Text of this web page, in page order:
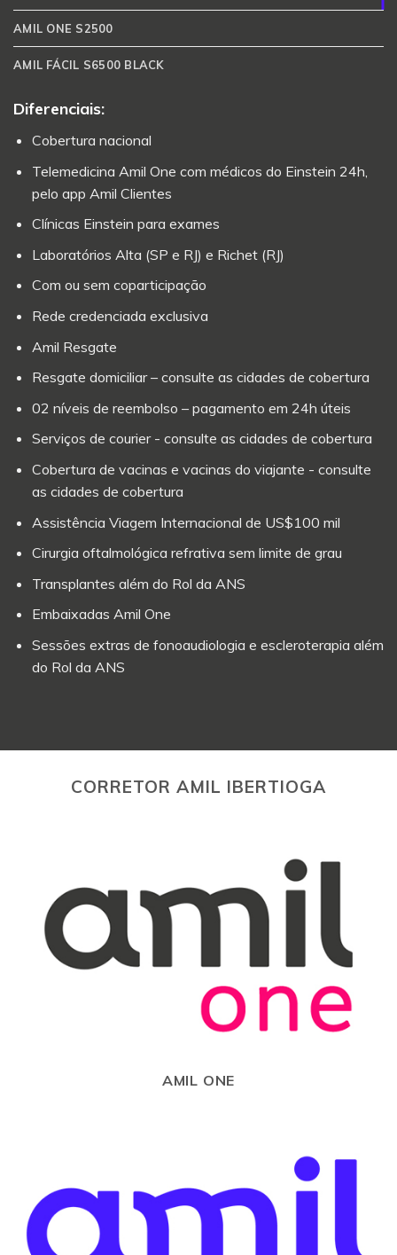
AMIL ONE S2500
AMIL FÁCIL S6500 BLACK
Diferenciais:
Cobertura nacional
Telemedicina Amil One com médicos do Einstein 24h,
pelo app Amil Clientes
Clínicas Einstein para exames
Laboratórios Alta (SP e RJ) e Richet (RJ)
Com ou sem coparticipação
Rede credenciada exclusiva
Amil Resgate
Resgate domiciliar – consulte as cidades de cobertura
02 níveis de reembolso – pagamento em 24h úteis
Serviços de courier - consulte as cidades de cobertura
Cobertura de vacinas e vacinas do viajante - consulte
as cidades de cobertura
Assistência Viagem Internacional de US$100 mil
Cirurgia oftalmológica refrativa sem limite de grau
Transplantes além do Rol da ANS
Embaixadas Amil One
Sessões extras de fonoaudiologia e escleroterapia além
do Rol da ANS
CORRETOR AMIL IBERTIOGA
AMIL ONE